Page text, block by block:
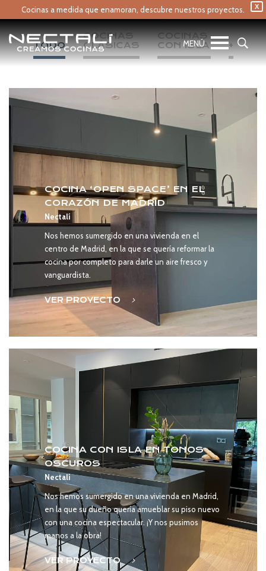
X
Cocinas a medida que enamoran, descubre nuestros proyectos.
TODO
COCINAS
CLÁSICAS
COCINAS
CON ISLA
+
COCINA ‘OPEN SPACE’ EN EL
CORAZÓN DE MADRID
Nectalí
Nos hemos sumergido en una vivienda en el
centro de Madrid, en la que se quería reformar la
cocina por completo para darle un aire fresco y
vanguardista.
VER PROYECTO
COCINA CON ISLA EN TONOS
OSCUROS
Nectalí
Nos hemos sumergido en una vivienda en Madrid,
en la que su dueño quería amueblar su piso nuevo
con una cocina espectacular. ¡Y nos pusimos
manos a la obra!
VER PROYECTO